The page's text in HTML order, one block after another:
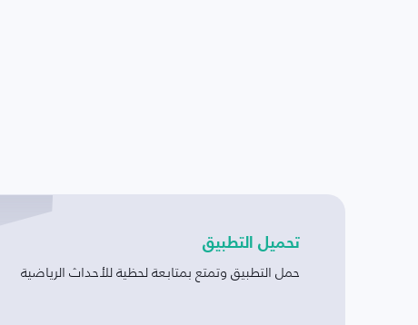
تحميل التطبيق
حمل التطبيق وتمتع بمتابعة لحظية للأحداث الرياضية